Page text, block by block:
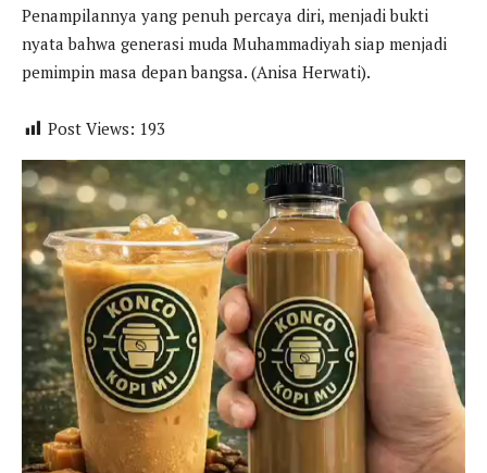
Penampilannya yang penuh percaya diri, menjadi bukti
nyata bahwa generasi muda Muhammadiyah siap menjadi
pemimpin masa depan bangsa. (Anisa Herwati).
Post Views: 193